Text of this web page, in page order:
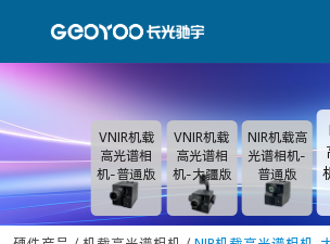
VNIR机载
高光谱相
机-普通版
VNIR机载
高光谱相
机-大疆版
NIR机载高
光谱相机-
普通版